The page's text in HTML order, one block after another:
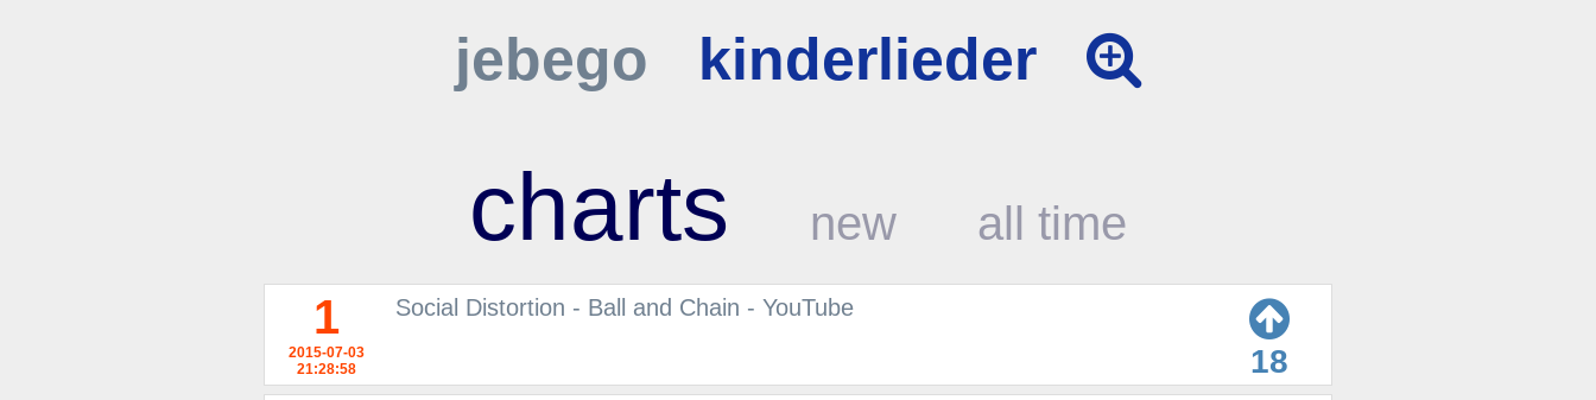
jebego kinderlieder
charts new
all time
1
2015-07-03
21:28:58
Social Distortion - Ball and Chain - YouTube
18